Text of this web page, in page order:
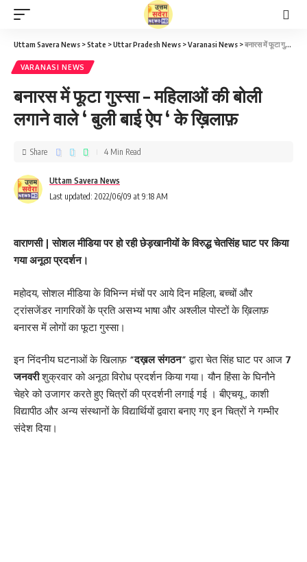
Uttam Savera News >State >Uttar Pradesh News >Varanasi News >बनारस में फूटा गुस्सा – महिलाओं की बोली लगाने वाले ‘ बुली बाई ऐप ‘ के ख़िलाफ़
VARANASI NEWS
बनारस में फूटा गुस्सा – महिलाओं की बोली
लगाने वाले ‘ बुली बाई ऐप ‘ के ख़िलाफ़
Last updated: 2022/06/09 at 9:18 AM
Uttam Savera News
Share 4 Min Read
वाराणसी | सोशल मीडिया पर हो रही छेड़खानीयों के विरुद्ध चेतसिंह घाट पर किया
गया अनूठा प्रदर्शन।
महोदय, सोशल मीडिया के विभिन्न मंचों पर आये दिन महिला, बच्चों और
ट्रांसजेंडर नागरिकों के प्रति असभ्य भाषा और अश्लील पोस्टों के ख़िलाफ़
बनारस में लोगों का फूटा गुस्सा।
इन निंदनीय घटनाओं के खिलाफ़“दख़ल संगठन” द्वारा चेत सिंह घाट पर आज 7
जनवरीशुक्रवार को अनूठा विरोध प्रदर्शन किया गया। यौन हिंसा के घिनौने
चेहरे को उजागर करते हुए चित्रों की प्रदर्शनी लगाई गई । बीएचयू , काशी
विद्यापीठ और अन्य संस्थानों के विद्यार्थियों द्ववारा बनाए गए इन चित्रों ने गम्भीर
संदेश दिया।